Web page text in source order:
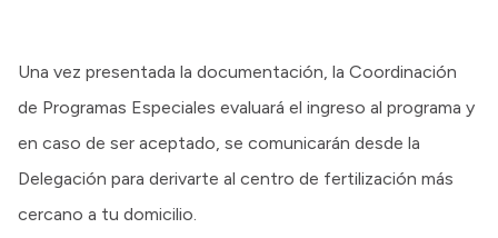
Una vez presentada la documentación, la Coordinación
de Programas Especiales evaluará el ingreso al programa y
en caso de ser aceptado, se comunicarán desde la
Delegación para derivarte al centro de fertilización más
cercano a tu domicilio.